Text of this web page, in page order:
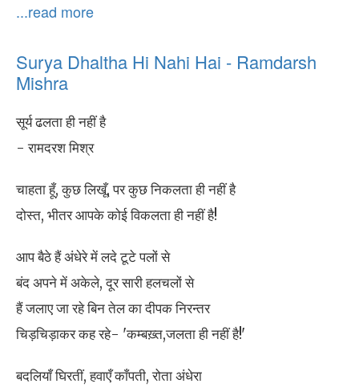
...read more
Surya Dhaltha Hi Nahi Hai - Ramdarsh
Mishra
सूर्य ढलता ही नहीं है
- रामदरश मिश्र
चाहता हूँ, कुछ लिखूँ, पर कुछ निकलता ही नहीं है
दोस्त, भीतर आपके कोई विकलता ही नहीं है!
आप बैठे हैं अंधेरे में लदे टूटे पलों से
बंद अपने में अकेले, दूर सारी हलचलों से
हैं जलाए जा रहे बिन तेल का दीपक निरन्तर
चिड़चिड़ाकर कह रहे- 'कम्बख़्त,जलता ही नहीं है!'
बदलियाँ घिरतीं, हवाएँ काँपती, रोता अंधेरा